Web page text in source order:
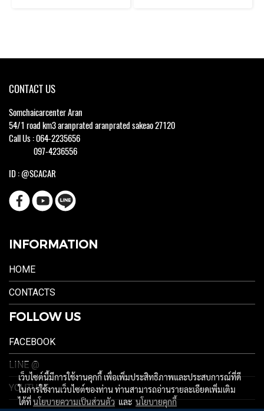
CONTACT US
Somchaicarcenter Aran
54/1 road km3 aranprated aranprated sakeao 27120
Call Us : 064-2235656
097-4236556
ID : @SCACAR
INFORMATION
HOME
CONTACTS
FOLLOW US
FACEBOOK
LINE @
YOUTUBE
เว็บไซต์นี้มีการใช้งานคุกกี้ เพื่อเพิ่มประสิทธิภาพและประสบการณ์ที่ดี
ในการใช้งานเว็บไซต์ของท่าน ท่านสามารถอ่านรายละเอียดเพิ่มเติม
ได้ที่นโยบายความเป็นส่วนตัวและนโยบายคุกกี้